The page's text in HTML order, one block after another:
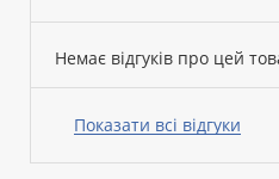
Немає відгуків про цей
Ваше
Показати всі відгуки